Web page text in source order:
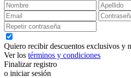
Quiero recibir descuentos exclusivos y
Ver los términos y condiciones
Finalizar registro
o iniciar sesión